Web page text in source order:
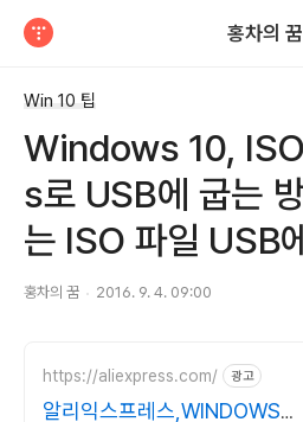
홍차의 꿈
Win 10 팁
Windows 10,
s로 USB에 굽는
는 ISO 파일 USB
홍차의 꿈 2016. 9. 4. 09:00
https://aliexpress.com/ 광고
알리익스프레스,WINDOWS